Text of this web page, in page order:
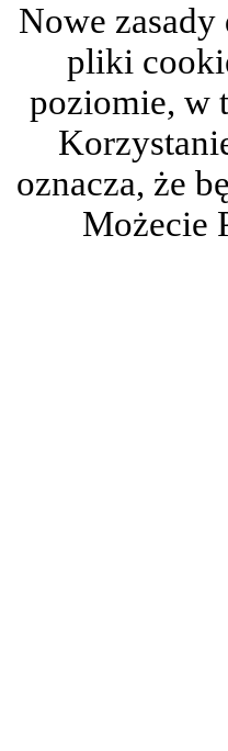
Nowe
pliki
poziomie, w
oznacza, że
Możecie